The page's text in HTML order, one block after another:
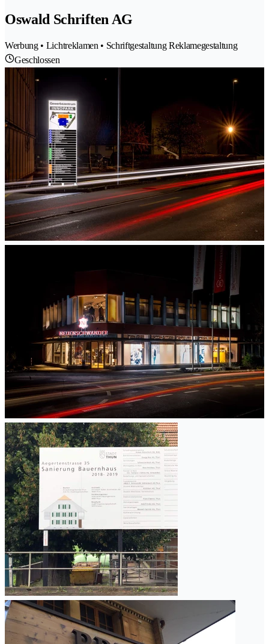
Oswald Schriften AG
Werbung • Lichtreklamen • Schriftgestaltung Reklamegestaltung
Geschlossen